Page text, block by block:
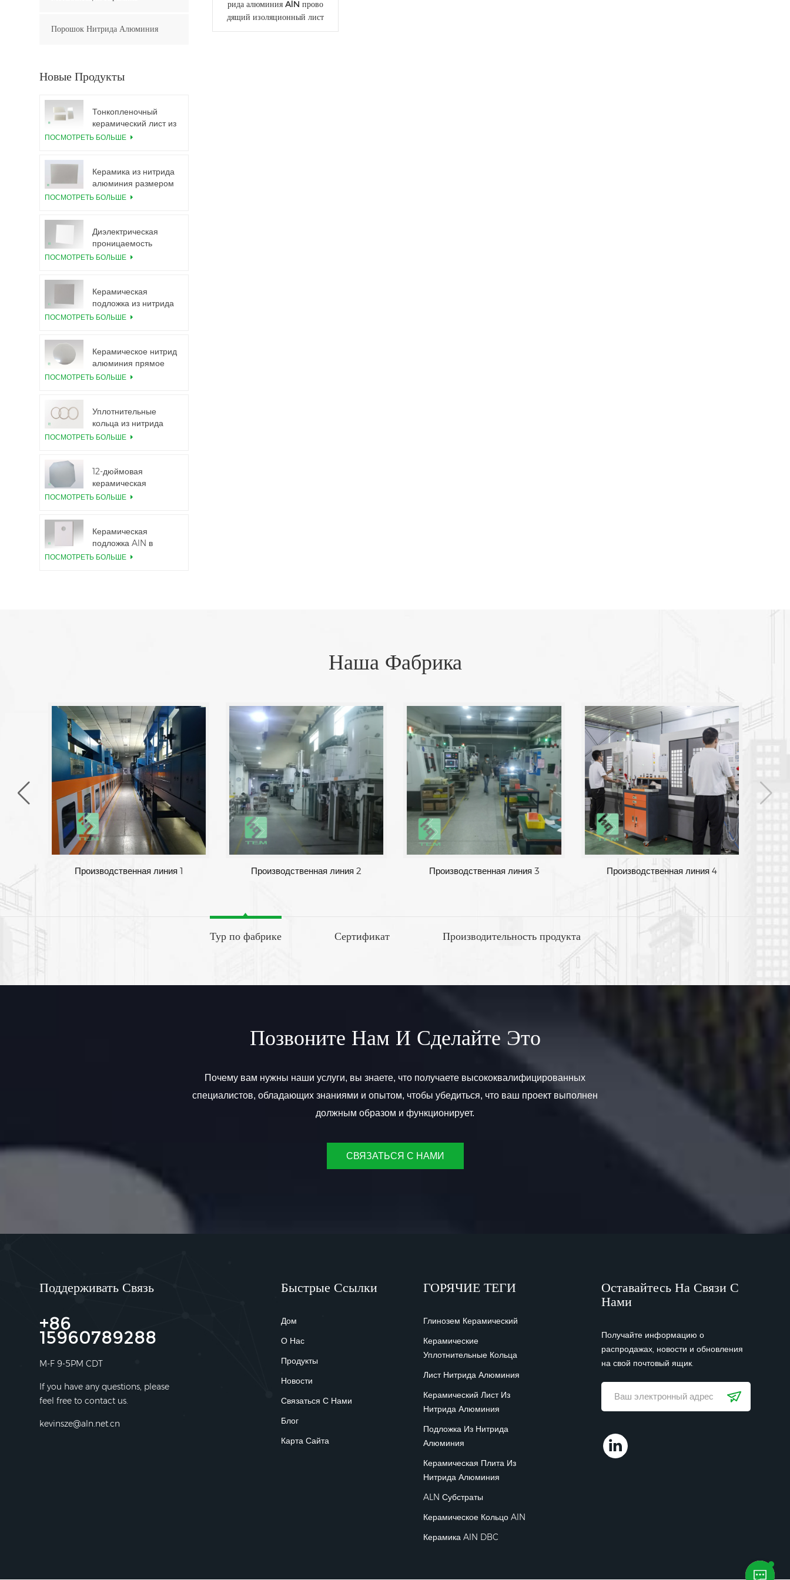
рида алюминия AlN прово
дящий изоляционный лист
Порошок Нитрида Алюминия
Новые Продукты
Тонкопленочный
керамический лист из
нитрида алюминия,
заказу
ПОСМОТРЕТЬ БОЛЬШЕ
Керамика из нитрида
алюминия размером
5,5×7,5 дюймов,
ПОСМОТРЕТЬ БОЛЬШЕ
Диэлектрическая
проницаемость
керамической
ПОСМОТРЕТЬ БОЛЬШЕ
Керамическая
подложка из нитрида
алюминия с высокой
ПОСМОТРЕТЬ БОЛЬШЕ
Керамическое нитрид
алюминия прямое
соединение пластин
ПОСМОТРЕТЬ БОЛЬШЕ
Уплотнительные
кольца из нитрида
алюминия для
ПОСМОТРЕТЬ БОЛЬШЕ
12-дюймовая
керамическая
подложка из нитрида
ПОСМОТРЕТЬ БОЛЬШЕ
Керамическая
подложка AlN в
корпусе TO220
ПОСМОТРЕТЬ БОЛЬШЕ
Наша Фабрика
Фабрика Производственная линия 1 Производственная линия 2 Производственная линия 3
Тур по фабрике Сертификат Производительность продукта
Позвоните Нам И Сделайте Это
Почему вам нужны наши услуги, вы знаете, что получаете высококвалифицированных
специалистов, обладающих знаниями и опытом, чтобы убедиться, что ваш проект выполнен
должным образом и функционирует.
СВЯЗАТЬСЯ С НАМИ
Поддерживать Связь
+86
15960789288
M-F 9-5PM CDT
If you have any questions, please
feel free to contact us.
kevinsze@aln.net.cn
Быстрые Ссылки
Дом
О Нас
Продукты
Новости
Связаться С Нами
Блог
Карта Сайта
ГОРЯЧИЕ ТЕГИ
Глинозем Керамический
Керамические
Уплотнительные Кольца
Лист Нитрида Алюминия
Керамический Лист Из
Нитрида Алюминия
Подложка Из Нитрида
Алюминия
Керамическая Плита Из
Нитрида Алюминия
ALN Субстраты
Керамическое Кольцо AlN
Керамика AlN DBC
Оставайтесь На Связи С
Нами
Получайте информацию о
распродажах, новости и обновления
на свой почтовый ящик.